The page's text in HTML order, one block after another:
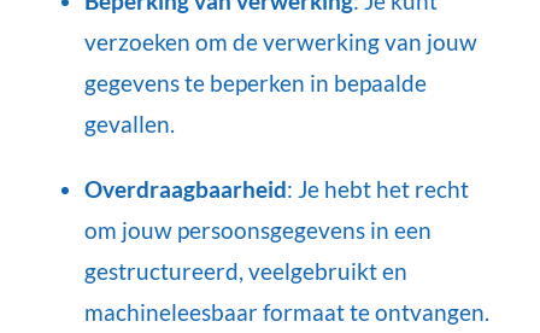
verzoeken om de verwerking van jouw
gegevens te beperken in bepaalde
gevallen.
Overdraagbaarheid: Je hebt het recht
om jouw persoonsgegevens in een
gestructureerd, veelgebruikt en
machineleesbaar formaat te ontvangen.